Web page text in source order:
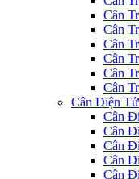
Cân
Cân
Cân
Cân
Cân
Cân
Cân Điện
Cân
Cân
Cân
Cân
Cân